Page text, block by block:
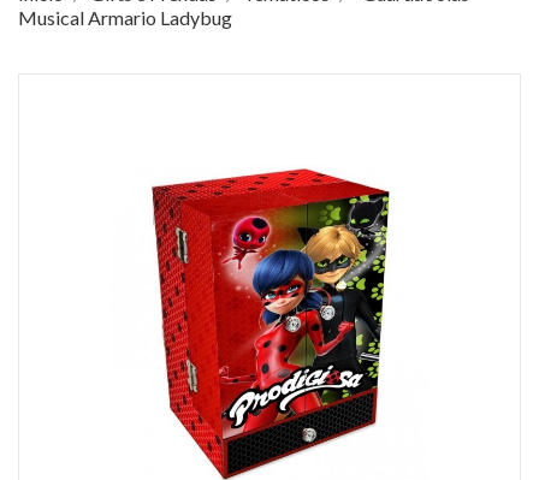
Musical Armario Ladybug